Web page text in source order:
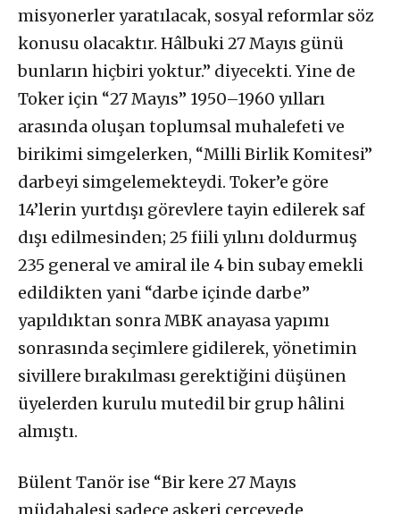
misyonerler yaratılacak, sosyal reformlar söz
konusu olacaktır. Hâlbuki 27 Mayıs günü
bunların hiçbiri yoktur.” diyecekti. Yine de
Toker için “27 Mayıs” 1950–1960 yılları
arasında oluşan toplumsal muhalefeti ve
birikimi simgelerken, “Milli Birlik Komitesi”
darbeyi simgelemekteydi. Toker’e göre
14’lerin yurtdışı görevlere tayin edilerek saf
dışı edilmesinden; 25 fiili yılını doldurmuş
235 general ve amiral ile 4 bin subay emekli
edildikten yani “darbe içinde darbe”
yapıldıktan sonra MBK anayasa yapımı
sonrasında seçimlere gidilerek, yönetimin
sivillere bırakılması gerektiğini düşünen
üyelerden kurulu mutedil bir grup hâlini
almıştı.
Bülent Tanör ise “Bir kere 27 Mayıs